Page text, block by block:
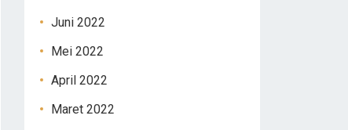
Juni 2022
Mei 2022
April 2022
Maret 2022